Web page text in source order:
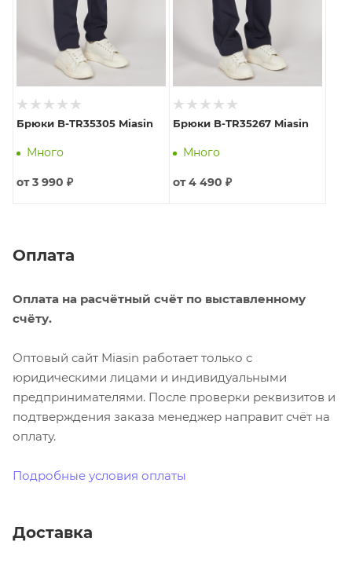
Брюки B-TR35305 Miasin
Много
от3 990 ₽
Брюки B-TR35267 Miasin
Много
от4 490 ₽
Оплата
Оплата на расчётный счёт по выставленному
счёту.
Оптовый сайт Miasin работает только с
юридическими лицами и индивидуальными
предпринимателями. После проверки реквизитов и
подтверждения заказа менеджер направит счёт на
оплату.
Подробные условия оплаты
Доставка